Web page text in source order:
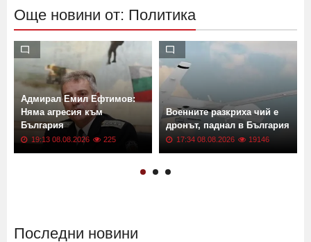
Още новини от: Политика
Адмирал Емил Ефтимов:
Няма агресия към
България
19:13 08.08.2026 225
Военните разкриха чий е
дронът, паднал в България
17:34 08.08.2026 19146
Последни новини